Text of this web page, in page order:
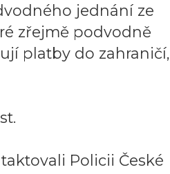
jednání ze
zřejmě podvodně
platby do zahraničí,
Policii České